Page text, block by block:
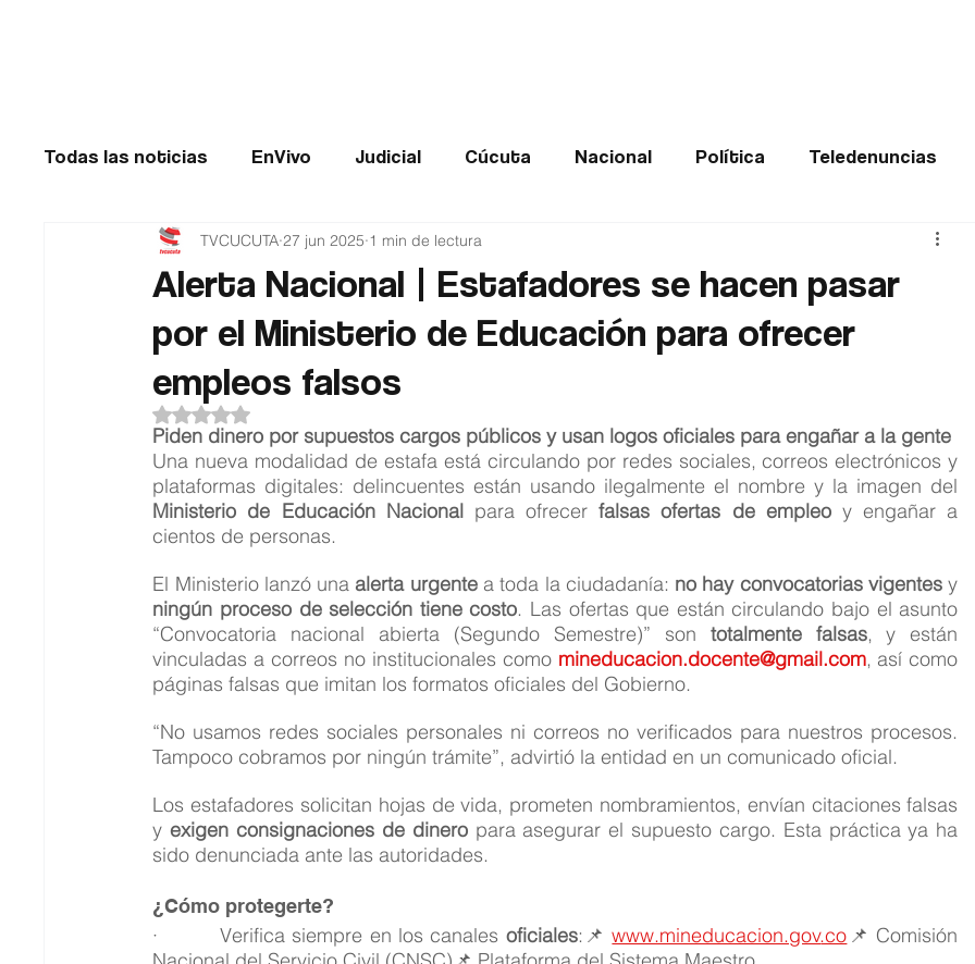
Todas las noticias EnVivo Judicial Cúcuta Nacional Política Teledenuncias
Entretenimiento Historias de impacto Buenas
Catatumbo TRANSMILENIO Salud Norte de Santander
Alerta Nacional | Estafadores se hacen pasar
por el Ministerio de Educación para ofrecer
empleos falsos
TVCUCUTA 27 jun 2025 1 min de lectura
Obtuvo NaN de 5 estrellas.
Piden dinero por supuestos cargos públicos y usan logos oficiales para engañar a la gente
Una nueva modalidad de estafa está circulando por redes sociales, correos electrónicos y
Ministerio de Educación Nacional para ofrecer falsas ofertas de empleo y engañar a
cientos de personas.
El Ministerio lanzó una alerta urgente a toda la ciudadanía: no hay convocatorias vigentes
ningún proceso de selección tiene costo. Las ofertas que están circulando bajo el asunto
“Convocatoria nacional abierta (Segundo Semestre)” son totalmente falsas, y están
vinculadas a correos no institucionales como mineducacion.docente@gmail.com, así como
páginas falsas que imitan los formatos oficiales del Gobierno.
“No usamos redes sociales personales ni correos no verificados para nuestros procesos.
Tampoco cobramos por ningún trámite”, advirtió la entidad en un comunicado oficial.
Los estafadores solicitan hojas de vida, prometen nombramientos, envían citaciones falsas
y exigen consignaciones de dinero para asegurar el supuesto cargo. Esta práctica ya ha
sido denunciada ante las autoridades.
¿Cómo protegerte?
·         Verifica siempre en los canales oficiales:📌 www.mineducacion.gov.co 📌 Comisión